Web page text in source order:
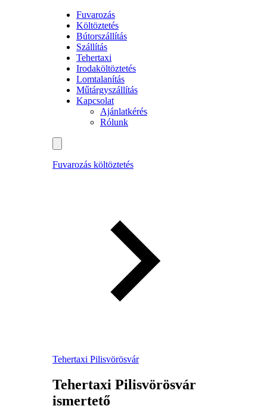
Fuvarozás
Költöztetés
Bútorszállítás
Szállítás
Tehertaxi
Irodaköltöztetés
Lomtalanítás
Műtárgyszállítás
Kapcsolat
Ajánlatkérés
Rólunk
Fuvarozás költöztetés
Tehertaxi Pilisvörösvár
Tehertaxi Pilisvörösvár
ismertető